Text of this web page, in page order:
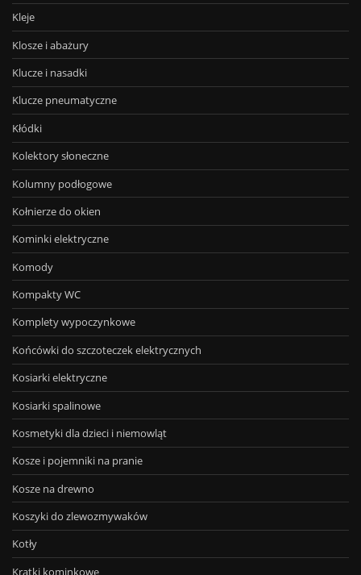
Kleje
Klosze i abażury
Klucze i nasadki
Klucze pneumatyczne
Kłódki
Kolektory słoneczne
Kolumny podłogowe
Kołnierze do okien
Kominki elektryczne
Komody
Kompakty WC
Komplety wypoczynkowe
Końcówki do szczoteczek elektrycznych
Kosiarki elektryczne
Kosiarki spalinowe
Kosmetyki dla dzieci i niemowląt
Kosze i pojemniki na pranie
Kosze na drewno
Koszyki do zlewozmywaków
Kotły
Kratki kominkowe